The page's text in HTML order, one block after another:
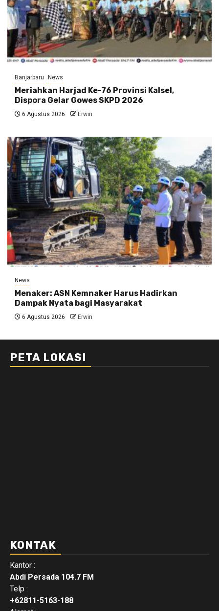
Banjarbaru News
Meriahkan Harjad Ke-76 Provinsi Kalsel,
Dispora Gelar Gowes SKPD 2026
6 Agustus 2026 Erwin
News
Menaker: ASN Kemnaker Harus Hadirkan
Dampak Nyata bagi Masyarakat
6 Agustus 2026 Erwin
PETA LOKASI
KONTAK
Kantor :
Abdi Persada 104.7 FM
Telp :
+62811-5163-188